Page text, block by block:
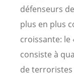
défenseurs
plus en plus
croissante: le
consiste à
de